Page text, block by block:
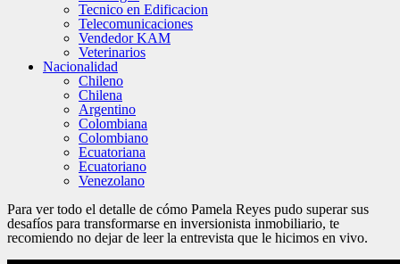
Tecnico en Edificacion
Telecomunicaciones
Vendedor KAM
Veterinarios
Nacionalidad
Chileno
Chilena
Argentino
Colombiana
Colombiano
Ecuatoriana
Ecuatoriano
Venezolano
Para ver todo el detalle de cómo Pamela Reyes pudo superar sus
desafíos para transformarse en inversionista inmobiliario, te
recomiendo no dejar de leer la entrevista que le hicimos en vivo.